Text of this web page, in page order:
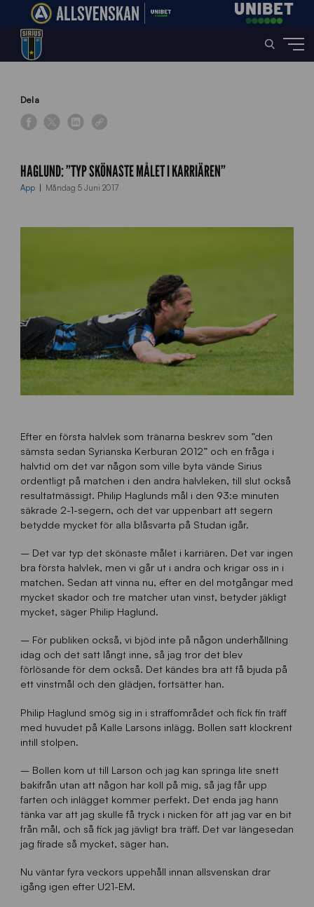
Home»
Dela
HAGLUND: ”TYP SKÖNASTE MÅLET I KARRIÄREN”
App Måndag 5 Juni 2017
Efter en första halvlek som tränarna beskrev som ”den
sämsta sedan Syrianska Kerburan 2012” och en fråga i
halvtid om det var någon som ville byta vände Sirius
ordentligt på matchen i den andra halvleken, till slut också
resultatmässigt. Philip Haglunds mål i den 93:e minuten
säkrade 2-1-segern, och det var uppenbart att segern
betydde mycket för alla blåsvarta på Studan igår.
– Det var typ det skönaste målet i karriären. Det var ingen
bra första halvlek, men vi går ut i andra och krigar oss in i
matchen. Sedan att vinna nu, efter en del motgångar med
mycket skador och tre matcher utan vinst, betyder jäkligt
mycket, säger Philip Haglund.
– För publiken också, vi bjöd inte på någon underhållning
idag och det satt långt inne, så jag tror det blev
förlösande för dem också. Det kändes bra att få bjuda på
ett vinstmål och den glädjen, fortsätter han.
Philip Haglund smög sig in i straffområdet och fick fin träff
med huvudet på Kalle Larsons inlägg. Bollen satt klockrent
intill stolpen.
– Bollen kom ut till Larson och jag kan springa lite snett
bakifrån utan att någon har koll på mig, så jag får upp
farten och inlägget kommer perfekt. Det enda jag hann
tänka var att jag skulle få tryck i nicken för att jag var en bit
från mål, och så fick jag jävligt bra träff. Det var längesedan
jag firade så mycket, säger han.
Nu väntar fyra veckors uppehåll innan allsvenskan drar
igång igen efter U21-EM.